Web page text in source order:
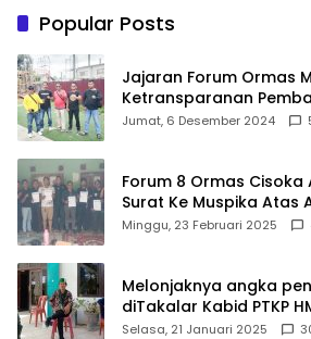
Panggung Penghargaan
bagi Pelayan Publik
Berprestasi
Popular Posts
Jajaran Forum Ormas
Ketransparanan
Damkar Di Kecamatan
Jumat, 6 Desember 2024
Forum 8 Ormas Cisoka
Surat Ke Muspika Atas
Matel di Cisoka
Minggu, 23 Februari 2025
Melonjaknya angka
diTakalar Kabid PTKP
angkat bicara
Selasa, 21 Januari 2025